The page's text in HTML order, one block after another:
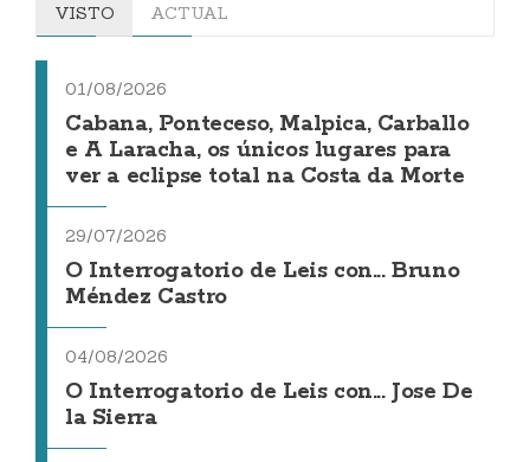
VISTO ACTUAL
01/08/2026
Cabana, Ponteceso, Malpica, Carballo
e A Laracha, os únicos lugares para
ver a eclipse total na Costa da Morte
29/07/2026
O Interrogatorio de Leis con... Bruno
Méndez Castro
04/08/2026
O Interrogatorio de Leis con... Jose De
la Sierra